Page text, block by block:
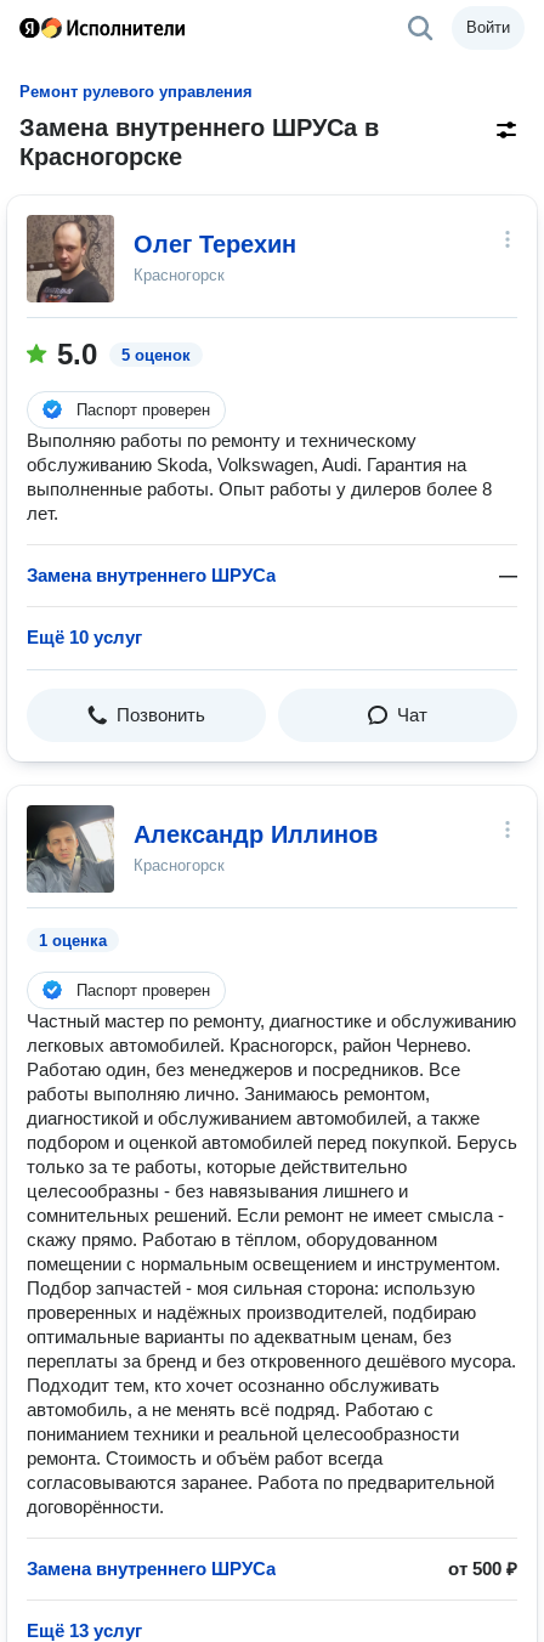
Войти
Ремонт рулевого управления
Замена внутреннего ШРУСа в
Красногорске
Олег Терехин
Красногорск
5.0 5 оценок
Паспорт проверен
Выполняю работы по ремонту и техническому
обслуживанию Skoda, Volkswagen, Audi. Гарантия на
выполненные работы. Опыт работы у дилеров более 8
лет.
Замена внутреннего ШРУСа —
Ещё 10 услуг
Позвонить Чат
Александр Иллинов
Красногорск
1 оценка
Паспорт проверен
Частный мастер по ремонту, диагностике и обслуживанию
легковых автомобилей. Красногорск, район Чернево.
Работаю один, без менеджеров и посредников. Все
работы выполняю лично. Занимаюсь ремонтом,
диагностикой и обслуживанием автомобилей, а также
подбором и оценкой автомобилей перед покупкой. Берусь
только за те работы, которые действительно
целесообразны - без навязывания лишнего и
сомнительных решений. Если ремонт не имеет смысла -
скажу прямо. Работаю в тёплом, оборудованном
помещении с нормальным освещением и инструментом.
Подбор запчастей - моя сильная сторона: использую
проверенных и надёжных производителей, подбираю
оптимальные варианты по адекватным ценам, без
переплаты за бренд и без откровенного дешёвого мусора.
Подходит тем, кто хочет осознанно обслуживать
автомобиль, а не менять всё подряд. Работаю с
пониманием техники и реальной целесообразности
ремонта. Стоимость и объём работ всегда
согласовываются заранее. Работа по предварительной
договорённости.
Замена внутреннего ШРУСа от 500 ₽
Ещё 13 услуг